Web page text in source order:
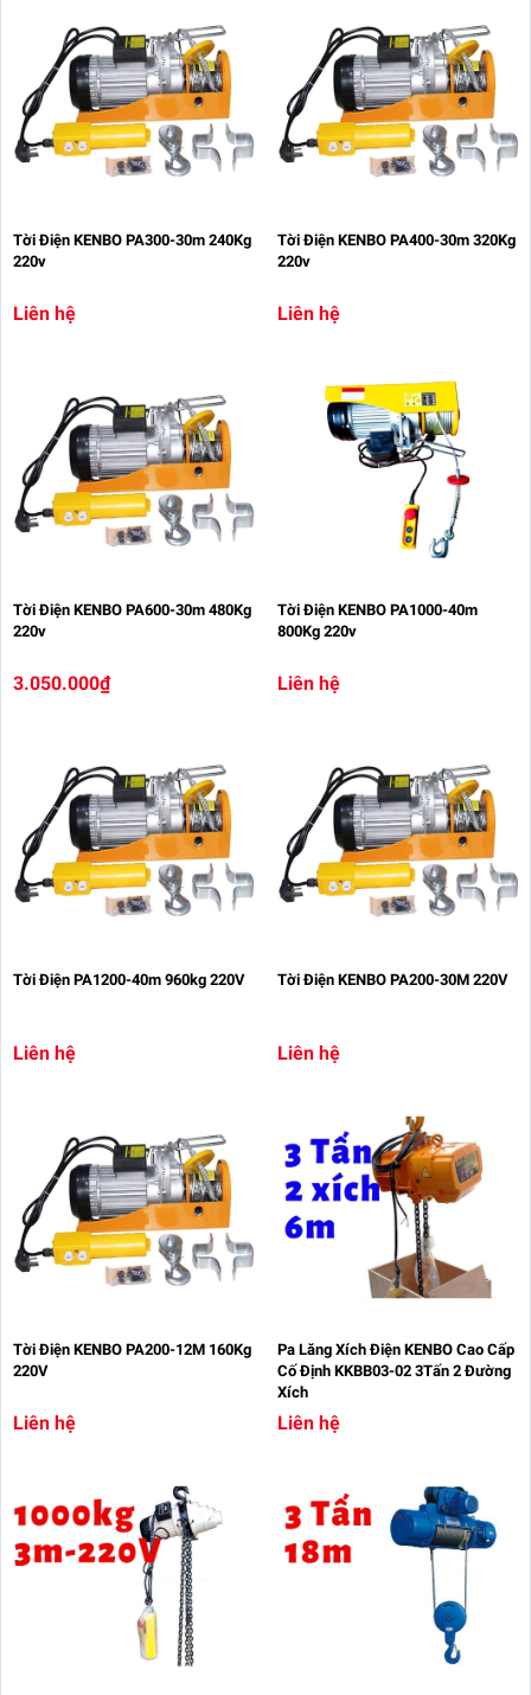
Tời Điện KENBO PA300-30m 240Kg
220v
Liên hệ
Tời Điện KENBO PA400-30m 320Kg
220v
Liên hệ
Tời Điện KENBO PA600-30m 480Kg
220v
3.050.000₫
Tời Điện KENBO PA1000-40m
800Kg 220v
Liên hệ
Tời Điện PA1200-40m 960kg 220V
Liên hệ
Tời Điện KENBO PA200-30M 220V
Liên hệ
Tời Điện KENBO PA200-12M 160Kg
220V
Liên hệ
Pa Lăng Xích Điện KENBO Cao Cấp
Cố Định KKBB03-02 3Tấn 2 Đường
Xích
Liên hệ